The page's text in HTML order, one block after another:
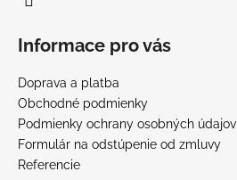
d
p
o
r
ú
Informace pro vás
Doprava a platba
Obchodné podmienky
Podmienky ochrany osobných údajov
Formulár na odstúpenie od zmluvy
Referencie